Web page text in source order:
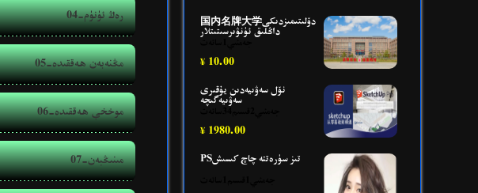
04-رەڭ ئۈنۈم
05-مڭنەبەن ھەققىدە
06-موخخې ھەققىدە
07-مىنىڭبەن
国内名牌大学دۆلىتىمىزدىكى
داڭلىق ئ‍ۈنۋىرسىتىتلار
¥ 10.00
نۆل سەۋىيەدىن يۇقىرى
سەۋىيەگىچە
¥ 1980.00
PSتىز سۈرەتتە چاچ كىسىش